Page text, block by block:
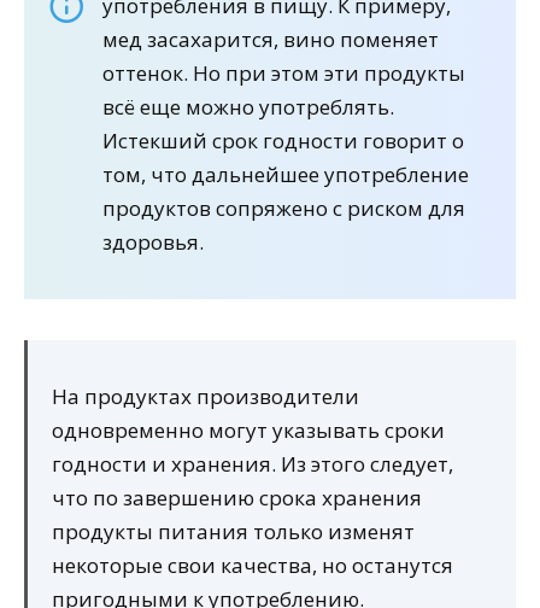
употребления в пищу. К примеру,
мед засахарится, вино поменяет
оттенок. Но при этом эти продукты
всё еще можно употреблять.
Истекший срок годности говорит о
том, что дальнейшее употребление
продуктов сопряжено с риском для
здоровья.
На продуктах производители
одновременно могут указывать сроки
годности и хранения. Из этого следует,
что по завершению срока хранения
продукты питания только изменят
некоторые свои качества, но останутся
пригодными к употреблению.